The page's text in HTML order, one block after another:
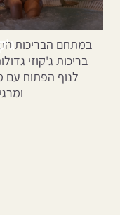
במתחם הבריכות
בריכות ג'קוזי
לנוף הפתוח עם